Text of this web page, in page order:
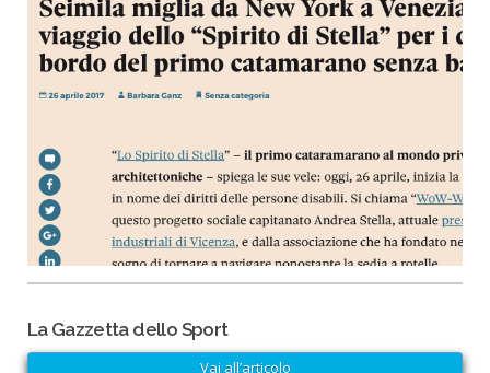
La Gazzetta dello Sport
Vai all’articolo